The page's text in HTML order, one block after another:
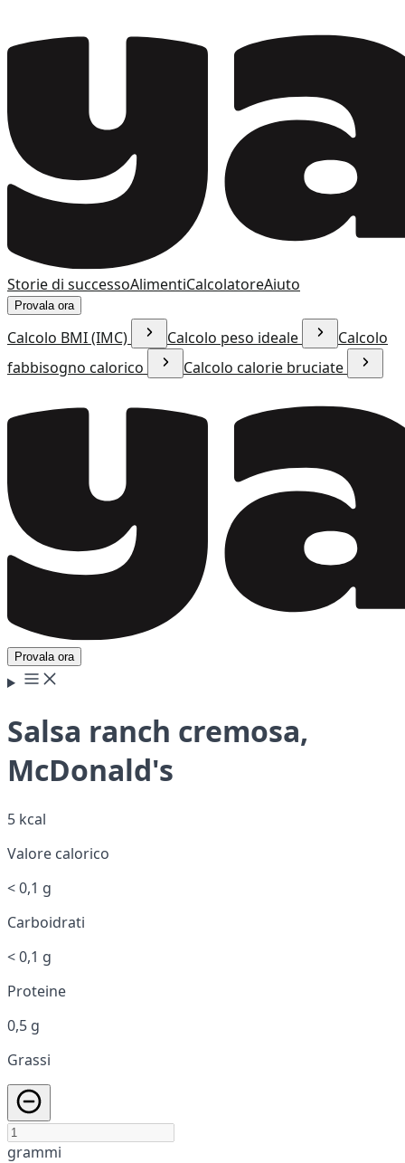
Storie di successoAlimentiCalcolatoreAiuto
Provala ora
Calcolo BMI (IMC) Calcolo peso ideale
Calcolo
fabbisogno calorico
Calcolo calorie bruciate
Provala ora
Salsa ranch cremosa,
McDonald's
5 kcal
Valore calorico
< 0,1 g
Carboidrati
< 0,1 g
Proteine
0,5 g
Grassi
grammi